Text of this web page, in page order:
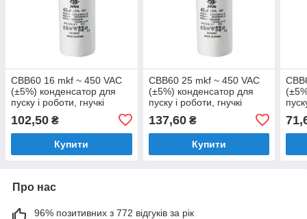
CBB60 16 mkf ~ 450 VAC
(±5%) конденсатор для
пуску і роботи, гнучкі
mm)
102,50 ₴
Купити
CBB60 25 mkf ~ 450 VAC
(±5%) конденсатор для
пуску і роботи, гнучкі
дротяні виводи BIG (44*70
mm)
137,60₴
Купити
mm)
Про нас
96% позитивних з 772 відгуків за рік